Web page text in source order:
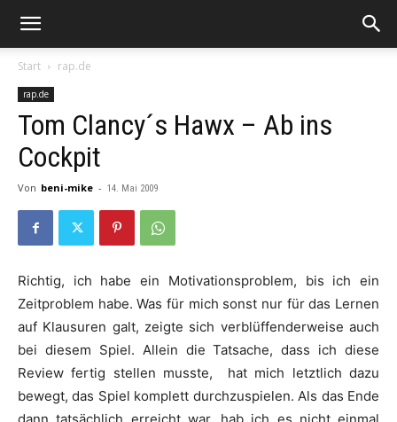
Start rap.de
rap.de
Tom Clancy´s Hawx – Ab ins
Cockpit
Von beni-mike - 14. Mai 2009
Richtig, ich habe ein Motivationsproblem, bis ich ein
Zeitproblem habe. Was für mich sonst nur für das Lernen
auf Klausuren galt, zeigte sich verblüffenderweise auch
bei diesem Spiel. Allein die Tatsache, dass ich diese
Review fertig stellen musste, hat mich letztlich dazu
bewegt, das Spiel komplett durchzuspielen. Als das Ende